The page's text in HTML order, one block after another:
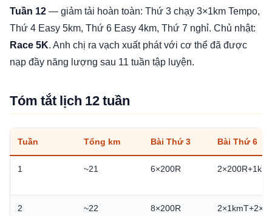
Tuần 12 — giảm tải hoàn toàn: Thứ 3 chạy 3×1km Tempo,
Thứ 4 Easy 5km, Thứ 6 Easy 4km, Thứ 7 nghỉ. Chủ nhật:
Race 5K. Anh chị ra vạch xuất phát với cơ thể đã được
nạp đầy năng lượng sau 11 tuần tập luyện.
Tóm tắt lịch 12 tuần
Tuần Tổng km Bài Thứ 3 Bài Thứ 6
1 ~21 6×200R
2 ~22 8×200R